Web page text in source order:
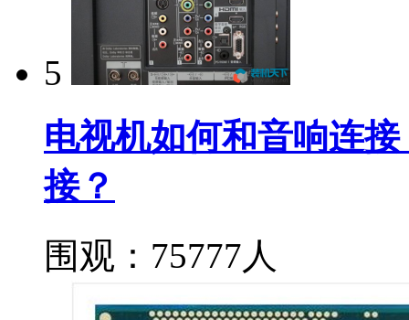
5
电视机如何和音响连
接？
围观：75777人